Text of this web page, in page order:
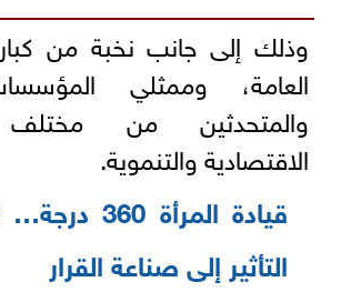
وذلك إلى جانب نخبة من
العامة، وممثلي
والمتحدثين من مختلف
الاقتصادية والتنموية.
قيادة المرأة
التأثير إلى صناعة القرار